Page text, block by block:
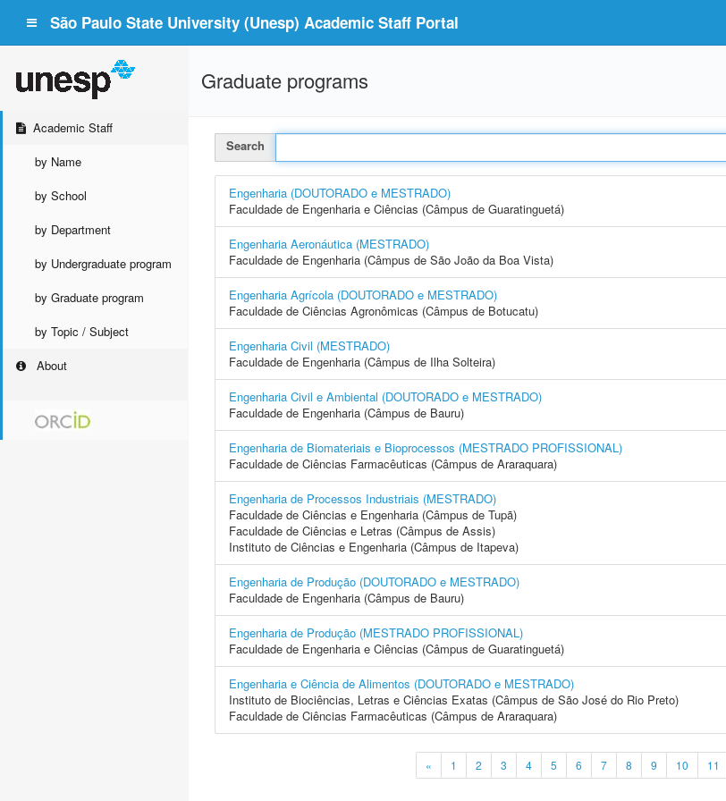
São Paulo State University (Unesp) Academic Staff Portal
Academic Staff
by Name
by School
by Department
by Undergraduate program
by Graduate program
by Topic / Subject
About
Graduate programs
Search
Engenharia (DOUTORADO e MESTRADO)
Faculdade de Engenharia e Ciências (Câmpus de Guaratinguetá)
Engenharia Aeronáutica (MESTRADO)
Faculdade de Engenharia (Câmpus de São João da Boa Vista)
Engenharia Agrícola (DOUTORADO e MESTRADO)
Faculdade de Ciências Agronômicas (Câmpus de Botucatu)
Engenharia Civil (MESTRADO)
Faculdade de Engenharia (Câmpus de Ilha Solteira)
Engenharia Civil e Ambiental (DOUTORADO e MESTRADO)
Faculdade de Engenharia (Câmpus de Bauru)
Engenharia de Biomateriais e Bioprocessos (MESTRADO PROFISSIONAL)
Faculdade de Ciências Farmacêuticas (Câmpus de Araraquara)
Engenharia de Processos Industriais (MESTRADO)
Faculdade de Ciências e Engenharia (Câmpus de Tupã)
Faculdade de Ciências e Letras (Câmpus de Assis)
Instituto de Ciências e Engenharia (Câmpus de Itapeva)
Engenharia de Produção (DOUTORADO e MESTRADO)
Faculdade de Engenharia (Câmpus de Bauru)
Engenharia de Produção (MESTRADO PROFISSIONAL)
Faculdade de Engenharia e Ciências (Câmpus de Guaratinguetá)
Engenharia e Ciência de Alimentos (DOUTORADO e MESTRADO)
Instituto de Biociências, Letras e Ciências Exatas (Câmpus de São José do Rio Preto)
Faculdade de Ciências Farmacêuticas (Câmpus de Araraquara)
« 1 2 3 4 5 6 7 8 9 10 11